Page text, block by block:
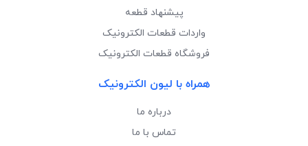
پیشنهاد قطعه
واردات قطعات الکترونیک
فروشگاه قطعات الکترونیک
همراه با لیون الکترونیک
درباره ما
تماس با ما